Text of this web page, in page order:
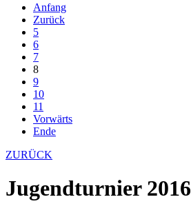
Anfang
Zurück
5
6
7
8
9
10
11
Vorwärts
Ende
ZURÜCK
Jugendturnier 2016